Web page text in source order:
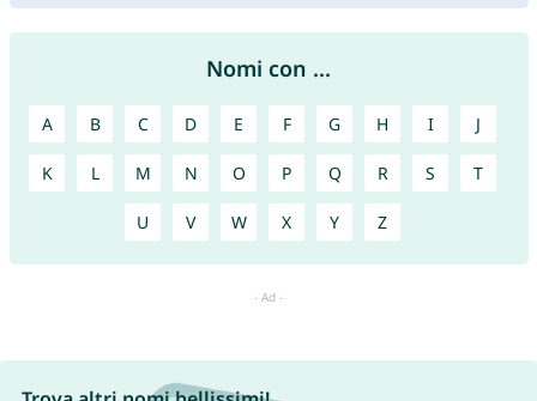
Nomi con ...
A B C D E F G H I J
K L M N O P Q R S T
U V W X Y Z